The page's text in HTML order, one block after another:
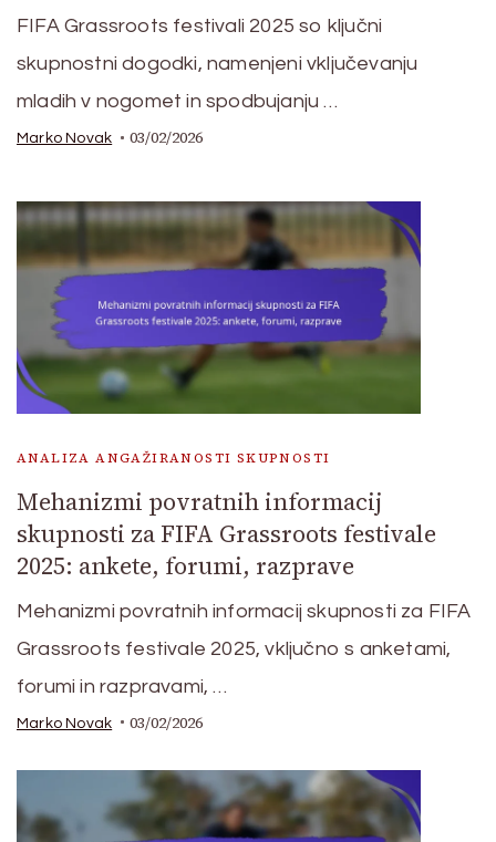
FIFA Grassroots festivali 2025 so ključni
skupnostni dogodki, namenjeni vključevanju
mladih v nogomet in spodbujanju …
Marko Novak 03/02/2026
ANALIZA ANGAŽIRANOSTI SKUPNOSTI
Mehanizmi povratnih informacij
skupnosti za FIFA Grassroots festivale
2025: ankete, forumi, razprave
Mehanizmi povratnih informacij skupnosti za FIFA
Grassroots festivale 2025, vključno s anketami,
forumi in razpravami, …
Marko Novak 03/02/2026